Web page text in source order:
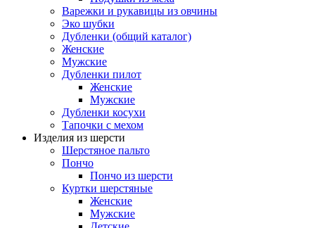
Варежки и рукавицы из овчины
Эко шубки
Дубленки (общий каталог)
Женские
Мужские
Дубленки пилот
Женские
Мужские
Дубленки косухи
Тапочки с мехом
Изделия из шерсти
Шерстяное пальто
Пончо
Пончо из шерсти
Куртки шерстяные
Женские
Мужские